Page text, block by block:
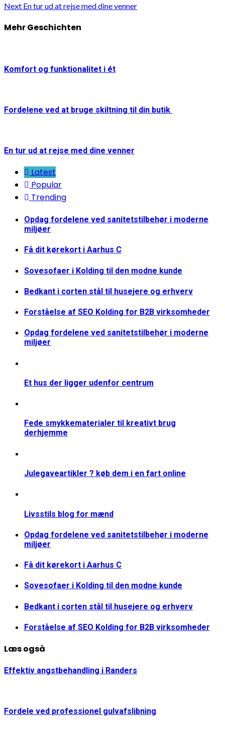
Continue
Reading
Next En tur ud at rejse med dine venner
Mehr Geschichten
Komfort og funktionalitet i ét
Fordelene ved at bruge skiltning til din butik
En tur ud at rejse med dine venner
Latest
Popular
Trending
Opdag fordelene ved sanitetstilbehør i moderne
miljøer
Få dit kørekort i Aarhus C
Sovesofaer i Kolding til den modne kunde
Bedkant i corten stål til husejere og erhverv
Forståelse af SEO Kolding for B2B virksomheder
Opdag fordelene ved sanitetstilbehør i moderne
miljøer
Et hus der ligger udenfor centrum
Fede smykkematerialer til kreativt brug
derhjemme
Julegaveartikler ? køb dem i en fart online
Livsstils blog for mænd
Opdag fordelene ved sanitetstilbehør i moderne
miljøer
Få dit kørekort i Aarhus C
Sovesofaer i Kolding til den modne kunde
Bedkant i corten stål til husejere og erhverv
Forståelse af SEO Kolding for B2B virksomheder
Læs også
Effektiv angstbehandling i Randers
Fordele ved professionel gulvafslibning